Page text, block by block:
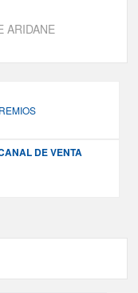
ARIDANE
DE VENTA